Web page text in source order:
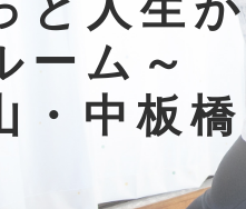
ーム～
・中板橋